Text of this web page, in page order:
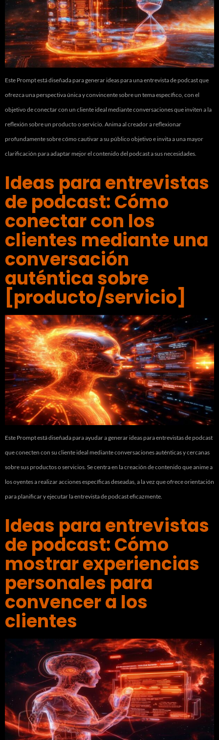
Este Prompt está diseñada para generar ideas para una entrevista de podcast que
ofrezca una perspectiva única y convincente sobre un tema específico, con el
objetivo de conectar con un cliente ideal mediante conversaciones que inviten a la
reflexión sobre un producto o servicio. Anima al creador a reflexionar
profundamente sobre cómo cautivar a su público objetivo e invita a una mayor
clarificación para adaptar mejor el contenido del podcast a sus necesidades.
Ideas para entrevistas
de podcast: Cómo
conectar con los
clientes mediante una
conversación
auténtica sobre
[producto/servicio]
Este Prompt está diseñada para ayudar a generar ideas para entrevistas de podcast
que conecten con su cliente ideal mediante conversaciones auténticas y cercanas
sobre sus productos o servicios. Se centra en la creación de contenido que anime a
los oyentes a realizar acciones específicas deseadas, a la vez que ofrece orientación
para planificar y ejecutar la entrevista de podcast eficazmente.
Ideas para entrevistas
de podcast: Cómo
mostrar experiencias
personales para
convencer a los
clientes